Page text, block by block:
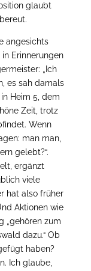
glaubt
angesichts
Erinnerungen
„Ich
es sah damals
Heim 5, dem
Zeit, trotz
Wenn
man man,
gelebt?“.
ergänzt
viele
hat also früher
Aktionen wie
„gehören zum
dazu.“ Ob
haben?
Ich glaube,